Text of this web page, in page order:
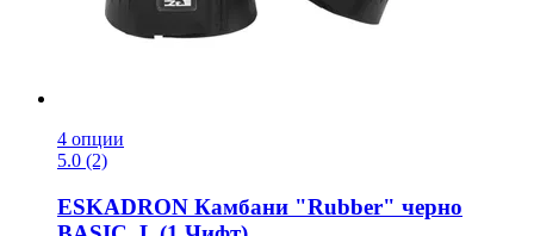
4 опции
5.0 (2)
ESKADRON Камбани "Rubber" черно